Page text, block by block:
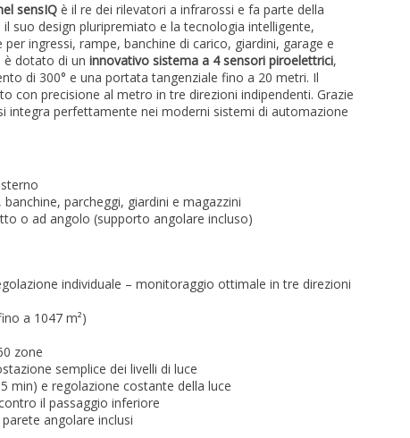
sensIQ è il re dei rilevatori a infrarossi e fa parte della
suo design pluripremiato e la tecnologia intelligente,
ingressi, rampe, banchine di carico, giardini, garage e
è dotato di un innovativo sistema a 4 sensori piroelettrici,
di 300° e una portata tangenziale fino a 20 metri. Il
con precisione al metro in tre direzioni indipendenti. Grazie
integra perfettamente nei moderni sistemi di automazione
parcheggi, giardini e magazzini
o ad angolo (supporto angolare incluso)
individuale – monitoraggio ottimale in tre direzioni
a 1047 m²)
zone
semplice dei livelli di luce
min) e regolazione costante della luce
il passaggio inferiore
angolare inclusi